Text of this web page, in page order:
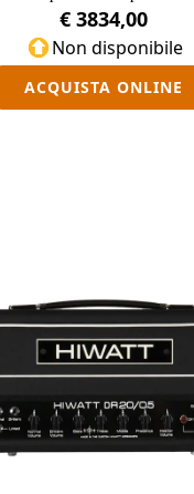
al primo canale di
mix.
€ 3834,00
Non disponibile
ACQUISTA ONLINE